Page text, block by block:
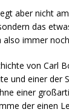
aber nicht
das
immer
von Carl
und einer der
einer
der einen